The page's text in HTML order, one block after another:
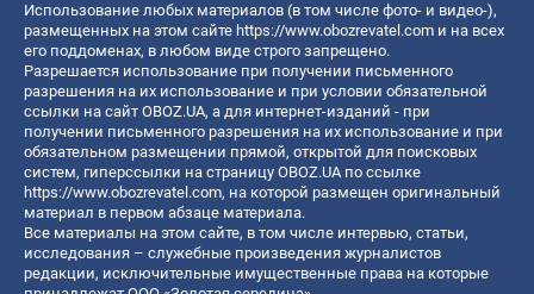
Использование любых материалов (в том числе фото- и видео-),
размещенных на этом сайте https://www.obozrevatel.com и на всех
его поддоменах, в любом виде строго запрещено.
Разрешается использование при получении письменного
разрешения на их использование и при условии обязательной
ссылки на сайт OBOZ.UA, а для интернет-изданий - при
получении письменного разрешения на их использование и при
обязательном размещении прямой, открытой для поисковых
систем, гиперссылки на страницу OBOZ.UA по ссылке
https://www.obozrevatel.com, на которой размещен оригинальный
материал в первом абзаце материала.
Все материалы на этом сайте, в том числе интервью, статьи,
исследования – служебные произведения журналистов
редакции, исключительные имущественные права на которые